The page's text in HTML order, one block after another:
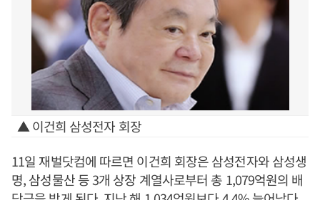
▲ 이건희 삼성전자 회장
11일 재벌닷컴에 따르면 이건희 회장은 삼성전자와 삼성생
명, 삼성물산 등 3개 상장 계열사로부터 총 1,079억원의 배